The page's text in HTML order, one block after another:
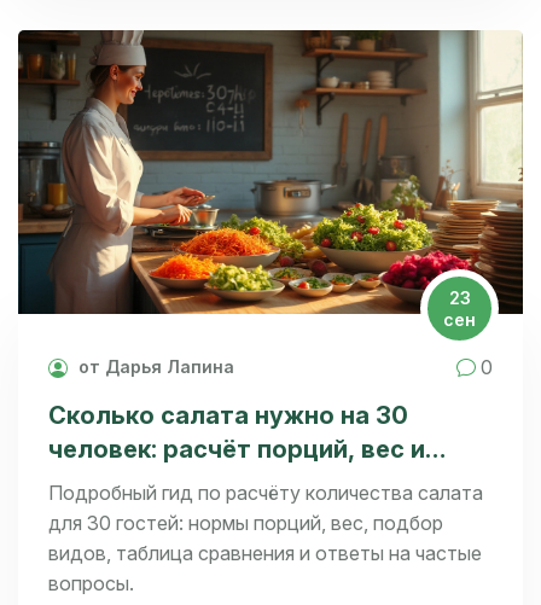
23
сен
от Дарья Лапина 0
Сколько салата нужно на 30
человек: расчёт порций, вес и
практические советы
Подробный гид по расчёту количества салата
для 30 гостей: нормы порций, вес, подбор
видов, таблица сравнения и ответы на частые
вопросы.